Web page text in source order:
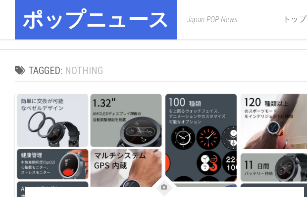
contentポップニュース Japan POP News トップ
TAGGED: NOTHING